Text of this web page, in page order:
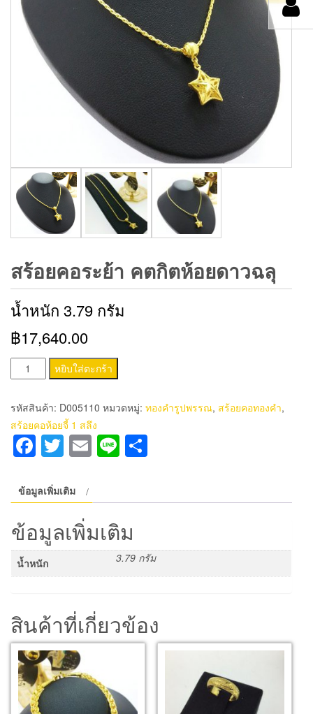
สร้อยคอระย้า คตกิตห้อยดาวฉลุ
น้ำหนัก 3.79 กรัม
฿17,640.00
จำนวน
สร้อย
ระย้า
ค
ตกิต
ดาว
ฉลุ
ชิ้น
หยิบใส่ตะกร้า
รหัสสินค้า: D005110 หมวดหมู่: ทองคำรูปพรรณ, สร้อยคอทองคำ,
สร้อยคอห้อยจี้ 1 สลึง
Facebook
Twitter
Email
Line
ข้อมูลเพิ่มเติม
ข้อมูลเพิ่มเติม
น้ำหนัก 3.79 กรัม
สินค้าที่เกี่ยวข้อง